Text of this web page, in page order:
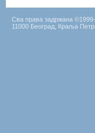
Сва права задржана
11000 Београд, Краља